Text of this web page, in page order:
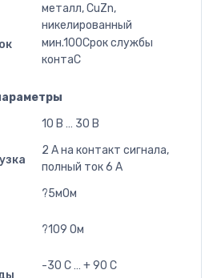
металл, CuZn,
никелированный
мин.100Срок службы
контаC
10 В … 30 В
2 А на контакт сигнала,
полный ток 6 А
?5мОм
?109 Ом
-30 C … + 90 C